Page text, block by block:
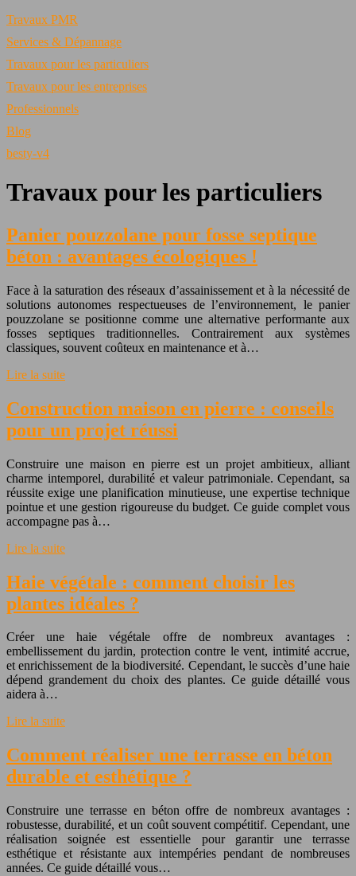
Travaux PMR
Services & Dépannage
Travaux pour les particuliers
Travaux pour les entreprises
Professionnels
Blog
besty-v4
Travaux pour les particuliers
Panier pouzzolane pour fosse septique
béton : avantages écologiques !
Face à la saturation des réseaux d’assainissement et à la nécessité de
solutions autonomes respectueuses de l’environnement, le panier
pouzzolane se positionne comme une alternative performante aux
fosses septiques traditionnelles. Contrairement aux systèmes
classiques, souvent coûteux en maintenance et à…
Lire la suite
Construction maison en pierre : conseils
pour un projet réussi
Construire une maison en pierre est un projet ambitieux, alliant
charme intemporel, durabilité et valeur patrimoniale. Cependant, sa
réussite exige une planification minutieuse, une expertise technique
pointue et une gestion rigoureuse du budget. Ce guide complet vous
accompagne pas à…
Lire la suite
Haie végétale : comment choisir les
plantes idéales ?
Créer une haie végétale offre de nombreux avantages :
embellissement du jardin, protection contre le vent, intimité accrue,
et enrichissement de la biodiversité. Cependant, le succès d’une haie
dépend grandement du choix des plantes. Ce guide détaillé vous
aidera à…
Lire la suite
Comment réaliser une terrasse en béton
durable et esthétique ?
Construire une terrasse en béton offre de nombreux avantages :
robustesse, durabilité, et un coût souvent compétitif. Cependant, une
réalisation soignée est essentielle pour garantir une terrasse
esthétique et résistante aux intempéries pendant de nombreuses
années. Ce guide détaillé vous…